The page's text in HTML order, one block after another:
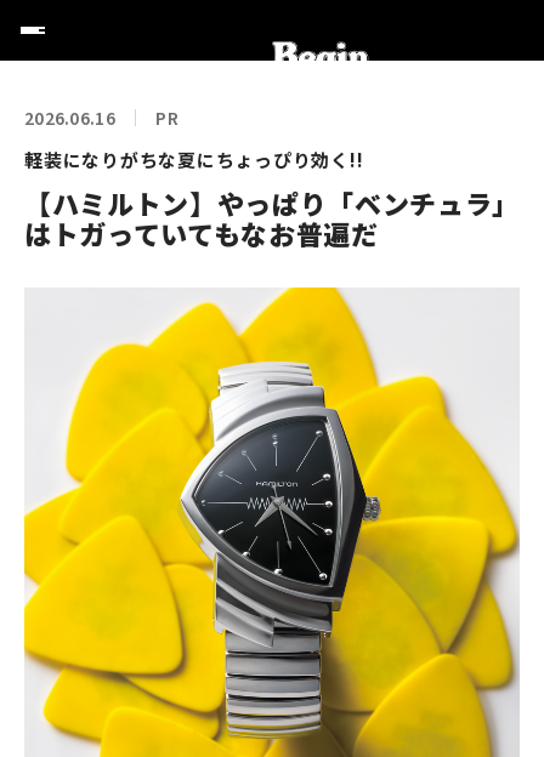
2026.06.16 PR
軽装になりがちな夏にちょっぴり効く!!
【ハミルトン】やっぱり「ベンチュラ」
はトガっていてもなお普遍だ